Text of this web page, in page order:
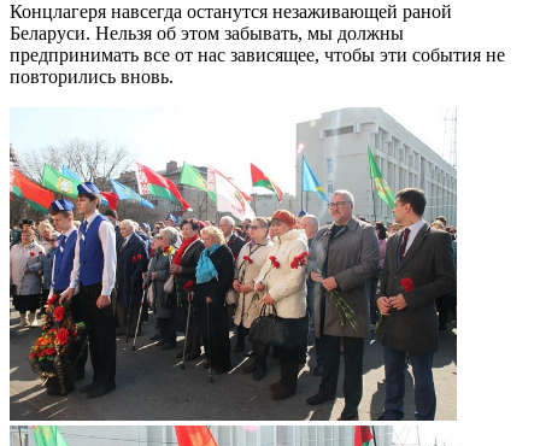
Концлагеря навсегда останутся незаживающей раной
Беларуси. Нельзя об этом забывать, мы должны
предпринимать все от нас зависящее, чтобы эти события не
повторились вновь.